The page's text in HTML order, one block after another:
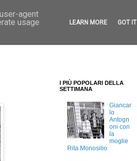
I PIÙ POPOLARI DELLA
SETTIMANA
Giancar
lo
Antogn
oni con
la
moglie
Rita Monosilio
agent
usage
LEARN MORE GOT IT